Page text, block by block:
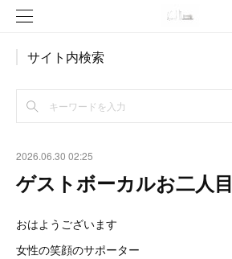
サイト内検索
2026.06.30 02:25
ゲストボーカルお二人目
おはようございます
女性の笑顔のサポーター